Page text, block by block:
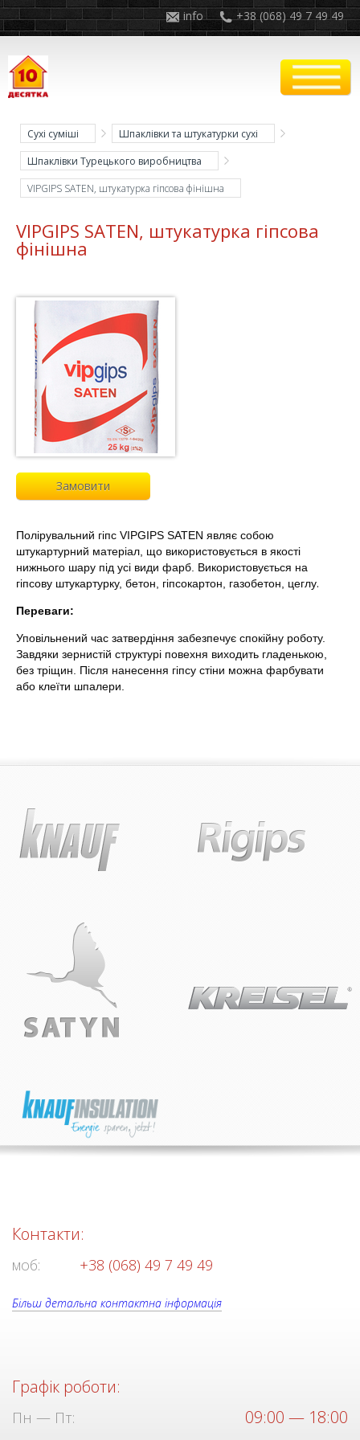
+38 (068) 49 7 49 49
info
Сухі суміші
Шпаклівки та штукатурки сухі
Шпаклівки Турецького виробництва
VIPGIPS SATEN, штукатурка гіпсова фінішна
VIPGIPS SATEN, штукатурка гіпсова
фінішна
Замовити
Полірувальний гіпс VIPGIPS SATEN являє собою
штукартурний матеріал, що використовується в якості
нижнього шару під усі види фарб. Використовується на
гіпсову штукартурку, бетон, гіпсокартон, газобетон, цеглу.
Переваги:
Уповільнений час затвердіння забезпечує спокійну роботу.
Завдяки зернистій структурі повехня виходить гладенькою,
без тріщин. Після нанесення гіпсу стіни можна фарбувати
або клеїти шпалери.
Контакти:
моб: +38 (068) 49 7 49 49
Більш детальна контактна інформація
Графік роботи:
Пн — Пт: 09:00 — 18:00